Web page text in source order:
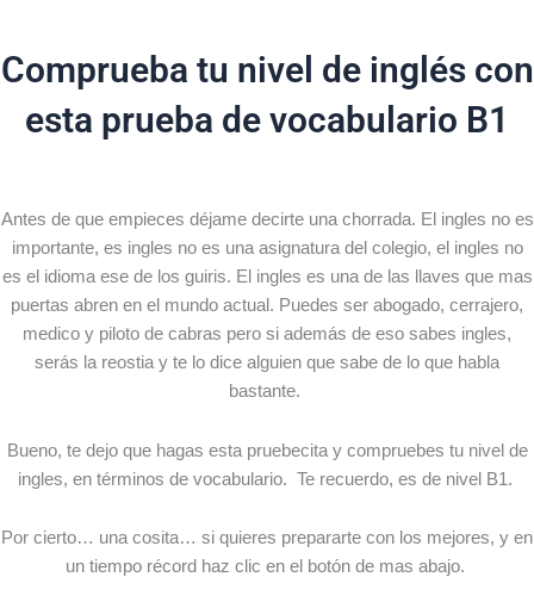
Comprueba tu nivel de inglés con
esta prueba de vocabulario B1
Antes de que empieces déjame decirte una chorrada. El ingles no es
importante, es ingles no es una asignatura del colegio, el ingles no
es el idioma ese de los guiris. El ingles es una de las llaves que mas
puertas abren en el mundo actual. Puedes ser abogado, cerrajero,
medico y piloto de cabras pero si además de eso sabes ingles,
serás la reostia y te lo dice alguien que sabe de lo que habla
bastante.
Bueno, te dejo que hagas esta pruebecita y compruebes tu nivel de
ingles, en términos de vocabulario. Te recuerdo, es de nivel B1.
Por cierto… una cosita… si quieres prepararte con los mejores, y en
un tiempo récord haz clic en el botón de mas abajo.